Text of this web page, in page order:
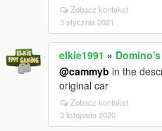
Zobacz kontekst
3 stycznia 2021
elkie1991 »
@cammyb in the
original car
Zobacz kontekst
3 listopada 2020